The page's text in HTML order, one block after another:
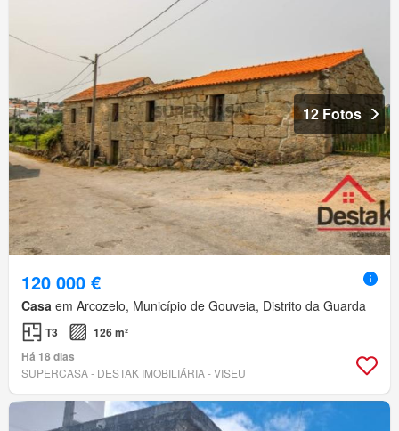
12 Fotos
120 000 €
Casa em Arcozelo, Município de Gouveia, Distrito da Guarda
T3
126 m²
Há 18 dias
SUPERCASA - DESTAK IMOBILIÁRIA - VISEU